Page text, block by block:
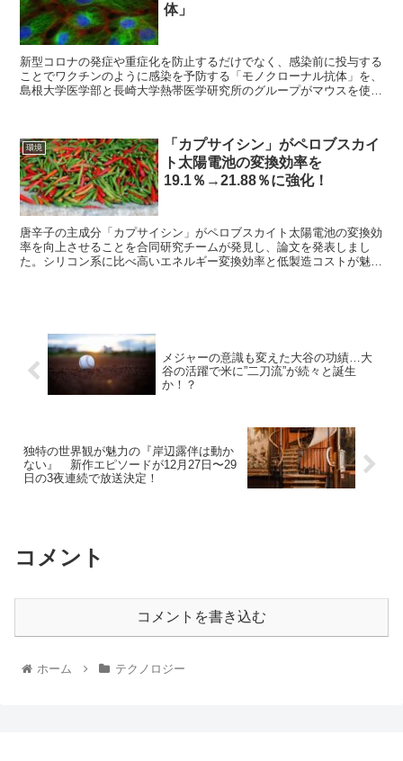
体」
新型コロナの発症や重症化を防止するだけでなく、感染前に投与する
ことでワクチンのように感染を予防する「モノクローナル抗体」を、
島根大学医学部と長崎大学熱帯医学研究所のグループがマウスを使っ
環境
「カプサイシン」がペロブスカイ
ト太陽電池の変換効率を
19.1％→21.88％に強化！
唐辛子の主成分「カプサイシン」がペロブスカイト太陽電池の変換効
率を向上させることを合同研究チームが発見し、論文を発表しまし
た。シリコン系に比べ高いエネルギー変換効率と低製造コストが魅
メジャーの意識も変えた大谷の功績…大
谷の活躍で米に”二刀流”が続々と誕生
か！？
独特の世界観が魅力の『岸辺露伴は動か
ない』 新作エピソードが12月27日〜29
日の3夜連続で放送決定！
コメント
コメントを書き込む
ホーム テクノロジー